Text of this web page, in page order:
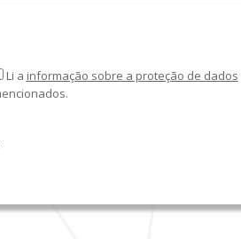
Li a informação sobre a proteção de dados